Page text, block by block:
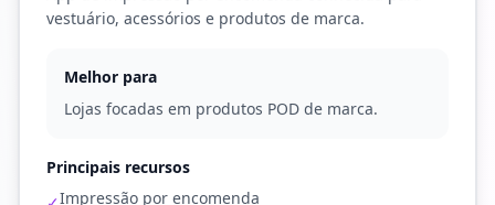
vestuário, acessórios e produtos de marca.
Melhor para
Lojas focadas em produtos POD de marca.
Principais recursos
Impressão por encomenda